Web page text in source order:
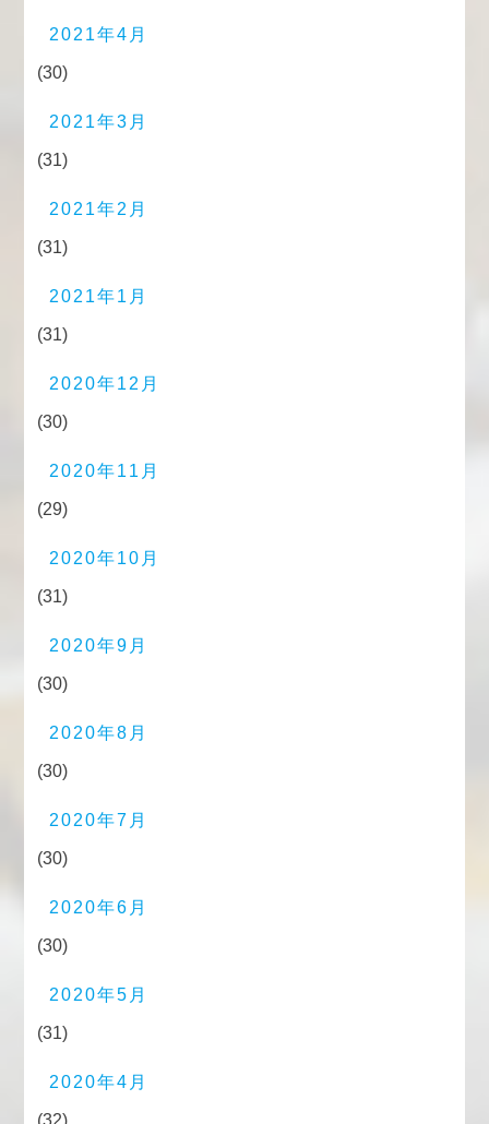
2021年4月
(30)
2021年3月
(31)
2021年2月
(31)
2021年1月
(31)
2020年12月
(30)
2020年11月
(29)
2020年10月
(31)
2020年9月
(30)
2020年8月
(30)
2020年7月
(30)
2020年6月
(30)
2020年5月
(31)
2020年4月
(32)